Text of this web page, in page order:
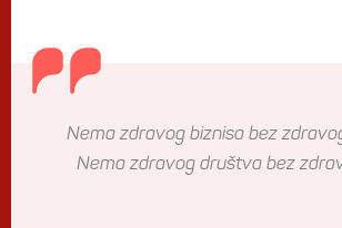
Nema zdravog biznisa bez
Nema zdravog društva bez